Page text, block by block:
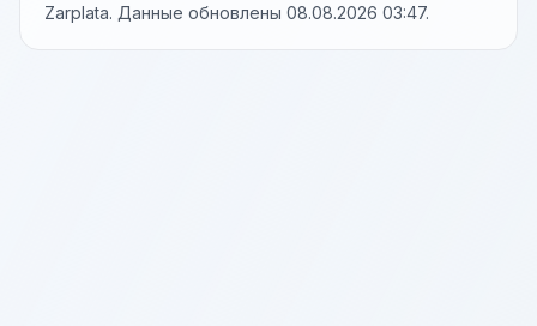
Zarplata. Данные обновлены 08.08.2026 03:47.